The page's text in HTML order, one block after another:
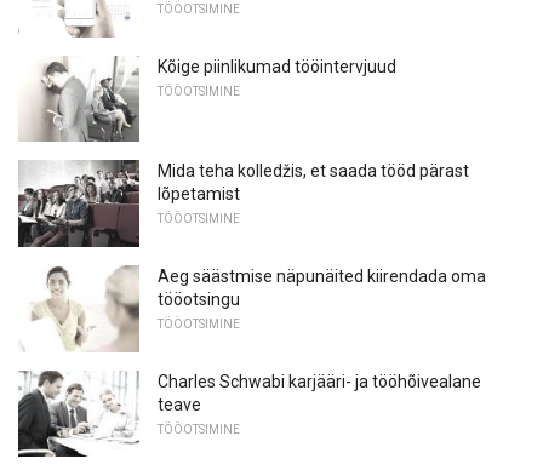
TÖÖOTSIMINE
Kõige piinlikumad tööintervjuud
TÖÖOTSIMINE
Mida teha kolledžis, et saada tööd pärast
lõpetamist
TÖÖOTSIMINE
Aeg säästmise näpunäited kiirendada oma
tööotsingu
TÖÖOTSIMINE
Charles Schwabi karjääri- ja tööhõivealane
teave
TÖÖOTSIMINE